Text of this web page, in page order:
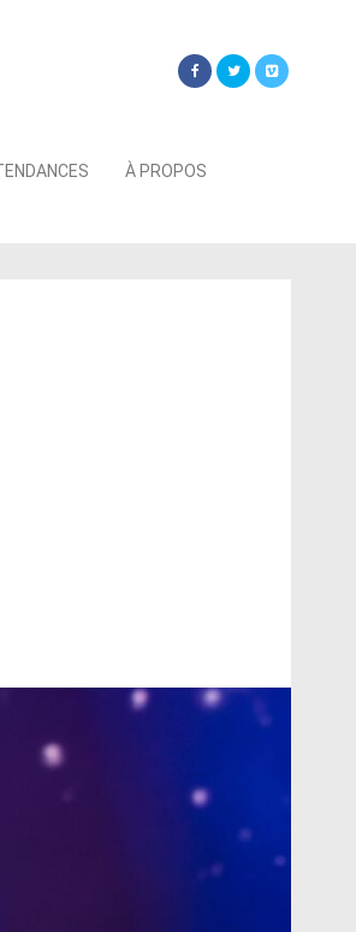
À PROPOS